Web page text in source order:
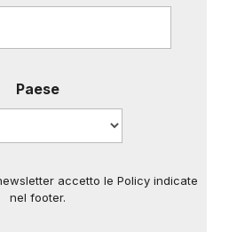
Paese
*
accetto le Policy indicate
nel footer.